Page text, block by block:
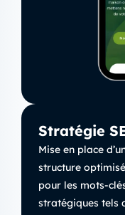
Stratégie
Mise en place
structure
pour les mots-
stratégiques tels